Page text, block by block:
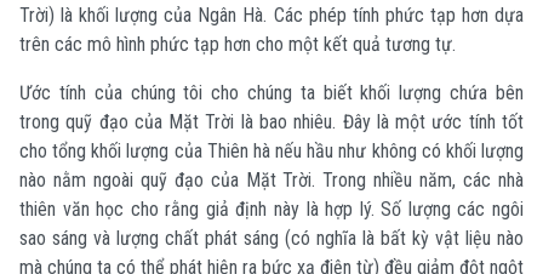
Trời) là khối lượng của Ngân Hà. Các phép tính phức tạp hơn dựa
trên các mô hình phức tạp hơn cho một kết quả tương tự.
Ước tính của chúng tôi cho chúng ta biết khối lượng chứa bên
trong quỹ đạo của Mặt Trời là bao nhiêu. Đây là một ước tính tốt
cho tổng khối lượng của Thiên hà nếu hầu như không có khối lượng
nào nằm ngoài quỹ đạo của Mặt Trời. Trong nhiều năm, các nhà
thiên văn học cho rằng giả định này là hợp lý. Số lượng các ngôi
sao sáng và lượng chất phát sáng (có nghĩa là bất kỳ vật liệu nào
mà chúng ta có thể phát hiện ra bức xạ điện từ) đều giảm đột ngột